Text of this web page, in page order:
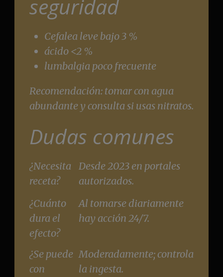
seguridad
Cefalea leve bajo 3 %
ácido <2 %
lumbalgia poco frecuente
Recomendación: tomar con agua
abundante y consulta si usas nitratos.
Dudas comunes
¿Necesita
receta?
Desde 2023 en portales
autorizados.
¿Cuánto
dura el
efecto?
Al tomarse diariamente
hay acción 24/7.
¿Se puede
con
Moderadamente; controla
la ingesta.